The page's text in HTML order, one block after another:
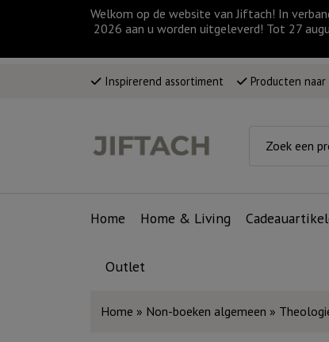
Welkom op de website van Jiftach! In
2026 aan u worden uitgeleverd! Tot 27
Inspirerend assortiment Producten
Home Home & Living
Outlet
Home » Non-boeken algemeen »